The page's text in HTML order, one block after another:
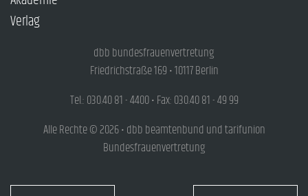
Verlag
dbb bundesfrauenvertretung
Friedrichstraße 169 • 10117 Berlin
Tel.: 030.40 81 - 4400 • Fax: 030.40 81 - 49 99
Alle Rechte © 2026 • dbb beamtenbund und tarifunion
Bundesfrauenvertretung